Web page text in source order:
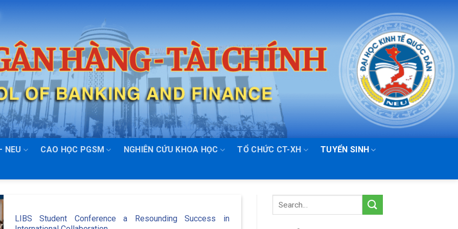
NEU CAO HỌC PGSM NGHIÊN CỨU KHOA HỌC TỔ CHỨC CT-XH
TUYỂN SINH
LIBS Student Conference a Resounding Success in